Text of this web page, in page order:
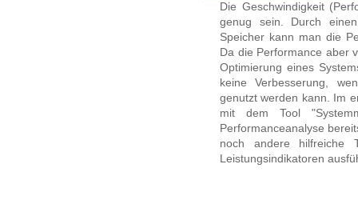
Die Geschwindigkeit
genug sein. Durch
Speicher kann man die
Da die Performance aber
Optimierung eines
keine Verbesserung,
genutzt werden kann. Im
mit dem Tool
Performanceanalyse
noch andere hilfreiche
Leistungsindikatoren